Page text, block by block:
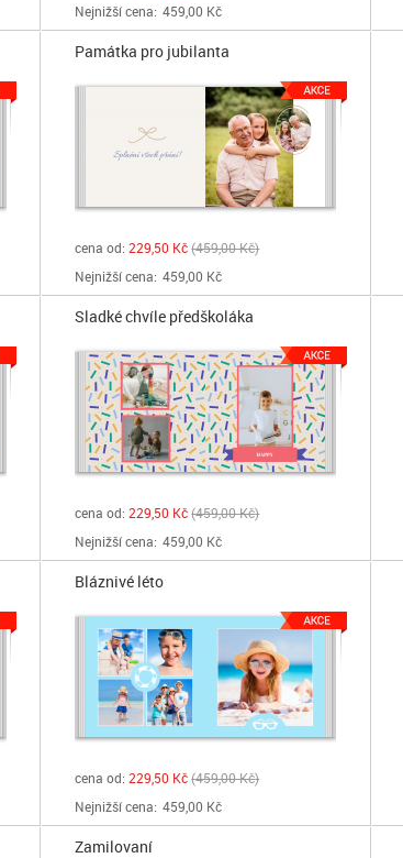
Nejnižší cena: 459,00 Kč
Památka pro jubilanta
cena od: 229,50 Kč 459,00 Kč
Nejnižší cena: 459,00 Kč
Sladké chvíle předškoláka
cena od: 229,50 Kč 459,00 Kč
Nejnižší cena: 459,00 Kč
Bláznivé léto
cena od: 229,50 Kč 459,00 Kč
Nejnižší cena: 459,00 Kč
Zamilovaní